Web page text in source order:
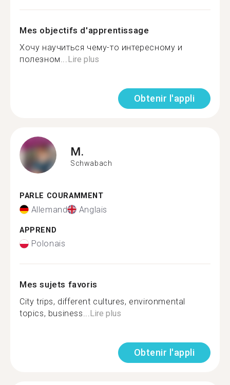
Mes objectifs d'apprentissage
Хочу научиться чему-то интересному и
полезном...Lire plus
Obtenir l'appli
M.
Schwabach
PARLE COURAMMENT
Allemand Anglais
APPREND
Polonais
Mes sujets favoris
City trips, different cultures, environmental
topics, business...Lire plus
Obtenir l'appli